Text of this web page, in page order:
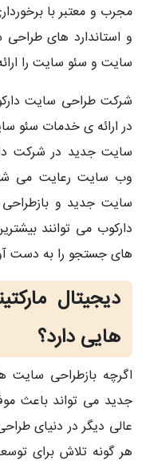
مجرب و معتبر با
و استاندارد های
سایت و سئو سایت را
در ارائه ی خدمات سئو
سایت جدید در شرکت
وب سایت رعایت می
سایت جدید و
دارکوب می توانند
های جستجو را به دست
دیجیتال
هایی دارد؟
اگرچه بازطراحی
جدید می تواند باعث
عالی دیگر در دنیای
هر گونه تلاش برای